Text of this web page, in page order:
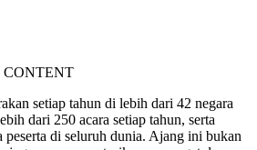
CONTENT
setiap tahun di lebih dari 42 negara
dari 250 acara setiap tahun, serta
di seluruh dunia. Ajang ini bukan